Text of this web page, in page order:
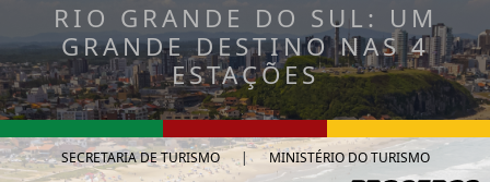
RIO GRANDE DO SUL: UM
GRANDE DESTINO NAS 4
ESTAÇÕES
SECRETARIA DE TURISMO | MINISTÉRIO DO TURISMO